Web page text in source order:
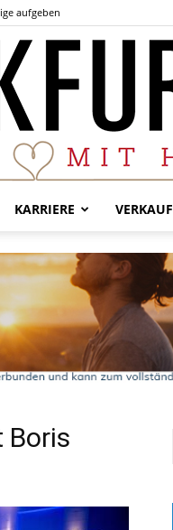
aufgeben
KARRIERE VERKAUF
Boris